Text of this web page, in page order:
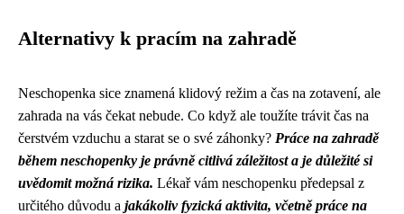
Alternativy k pracím na zahradě
Neschopenka sice znamená klidový režim a čas na zotavení, ale
zahrada na vás čekat nebude. Co když ale toužíte trávit čas na
čerstvém vzduchu a starat se o své záhonky? Práce na zahradě
během neschopenky je právně citlivá záležitost a je důležité si
uvědomit možná rizika. Lékař vám neschopenku předepsal z
určitého důvodu a jakákoliv fyzická aktivita, včetně práce na